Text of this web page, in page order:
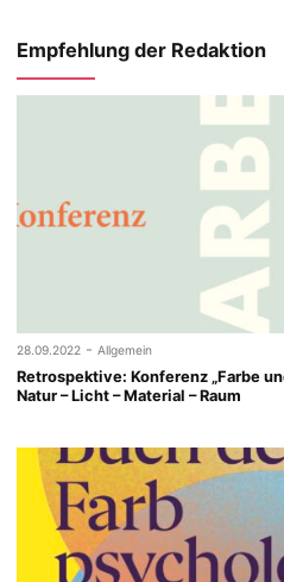
Empfehlung der Redaktion
28.09.2022 - Allgemein
Retrospektive: Konferenz „Farbe
Natur – Licht – Material – Raum